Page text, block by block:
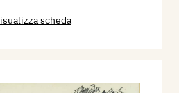
scheda